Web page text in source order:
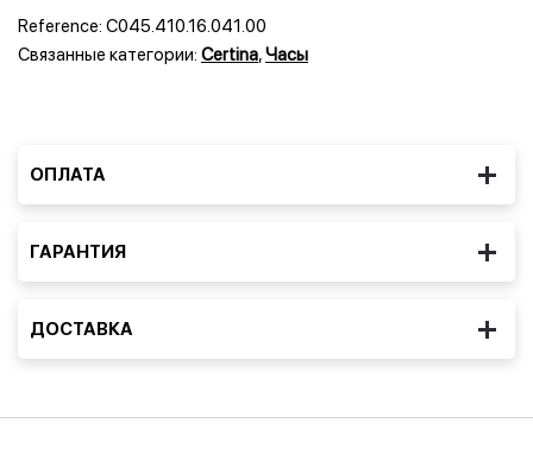
Reference: C045.410.16.041.00
Связанные категории: Certina,Часы
ОПЛАТА
ГАРАНТИЯ
ДОСТАВКА